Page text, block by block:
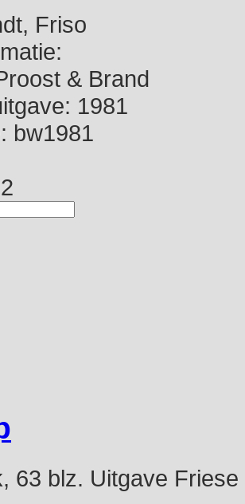
Friso
& Brand
1981
bw1981
63 blz. Uitgave